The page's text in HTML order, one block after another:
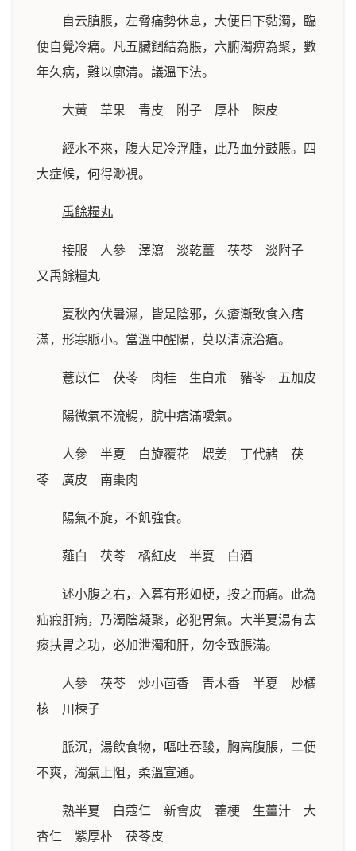
自云䐜脹，左脅痛勢休息，大便日下黏濁，臨
便自覺冷痛。凡五臟錮結為脹，六腑濁痹為聚，數
年久病，難以廓清。議溫下法。
大黃 草果 青皮 附子 厚朴 陳皮
經水不來，腹大足冷浮腫，此乃血分鼓脹。四
大症候，何得渺視。
禹餘糧丸
接服 人參 澤瀉 淡乾薑 茯苓 淡附子
又禹餘糧丸
夏秋內伏暑濕，皆是陰邪，久瘡漸致食入痞
滿，形寒脈小。當溫中醒陽，莫以清涼治瘡。
薏苡仁 茯苓 肉桂 生白朮 豬苓 五加皮
陽微氣不流暢，脘中痞滿噯氣。
人參 半夏 白旋覆花 煨姜 丁代赭 茯
苓 廣皮 南棗肉
陽氣不旋，不飢強食。
薤白 茯苓 橘紅皮 半夏 白酒
述小腹之右，入暮有形如梗，按之而痛。此為
疝瘕肝病，乃濁陰凝聚，必犯胃氣。大半夏湯有去
痰扶胃之功，必加泄濁和肝，勿令致脹滿。
人參 茯苓 炒小茴香 青木香 半夏 炒橘
核 川楝子
脈沉，湯飲食物，嘔吐吞酸，胸高腹脹，二便
不爽，濁氣上阻，柔溫宣通。
熟半夏 白蔻仁 新會皮 藿梗 生薑汁 大
杏仁 紫厚朴 茯苓皮